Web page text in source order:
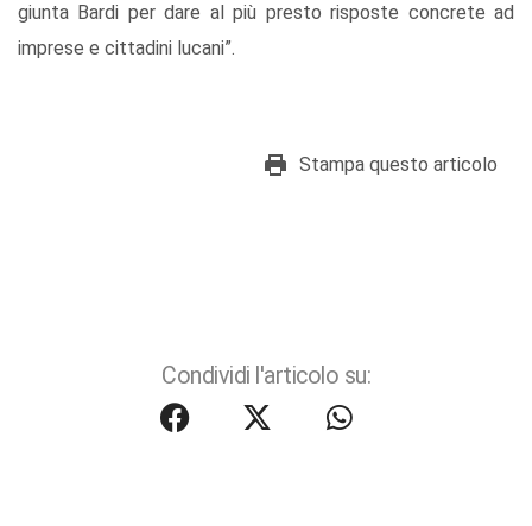
giunta Bardi per dare al più presto risposte concrete ad
imprese e cittadini lucani”.
Stampa questo articolo
Condividi l'articolo su: